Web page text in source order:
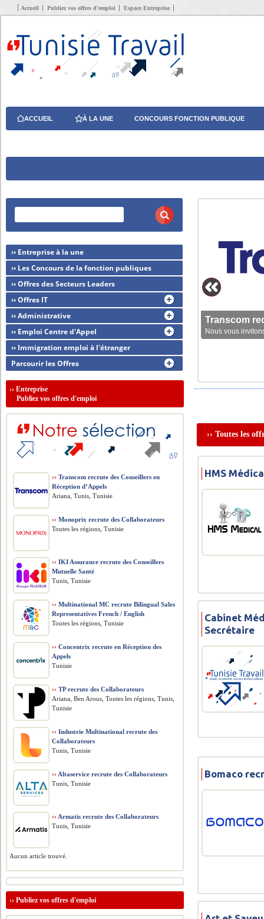
Accueil Publiez vos offres d’emploi Espace Entreprise
ACCUEIL À LA UNE CONCOURS FONCTION PUBLIQUE
Transcom
Nous vous
›› Toutes les
HMS
Cabinet
Secrétaire
Bomaco
›› Entreprise à la une
›› Les Concours de la fonction publiques
›› Offres des Secteurs Leaders
›› Offres IT
›› Administrative
›› Emploi Centre d'Appel
›› Immigration emploi à l'étranger
Parcourir les Offres
››Entreprise
Publiez vos offres d'emploi
›› Transcom recrute des Conseillers en
Réception d’Appels
Ariana, Tunis, Tunisie
›› Monoprix recrute des Collaborateurs
Toutes les régions, Tunisie
›› IKI Assurance recrute des Conseillers
Mutuelle Santé
Tunis, Tunisie
›› Multinational MC recrute Bilingual Sales
Representatives French / English
Toutes les régions, Tunisie
›› Concentrix recrute en Réception des
Appels
Tunisie
›› TP recrute des Collaborateurs
Ariana, Ben Arous, Toutes les régions, Tunis,
Tunisie
›› Industrie Multinational recrute des
Collaborateurs
Tunis, Tunisie
›› Altaservice recrute des Collaborateurs
Tunis, Tunisie
›› Armatis recrute des Collaborateurs
Tunis, Tunisie
Aucun article trouvé.
››Publiez vos offres d'emploi